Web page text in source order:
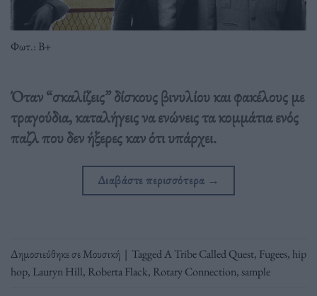
Φωτ.: Β+
Όταν “σκαλίζεις” δίσκους βινυλίου και φακέλους με
τραγούδια, καταλήγεις να ενώνεις τα κομμάτια ενός
παζλ που δεν ήξερες καν ότι υπάρχει.
Διαβάστε περισσότερα →
Δημοσιεύθηκε σεΜουσική | TaggedA Tribe Called Quest, Fugees, hip
hop, Lauryn Hill, Roberta Flack, Rotary Connection, sample